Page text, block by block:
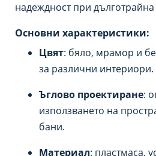
надеждност при дълготрайна
Основни характеристики:
Цвят: бяло, мрамор и
за различни интериори.
Ъглово проектиране:
използването на
бани.
Материал: пластмаса,